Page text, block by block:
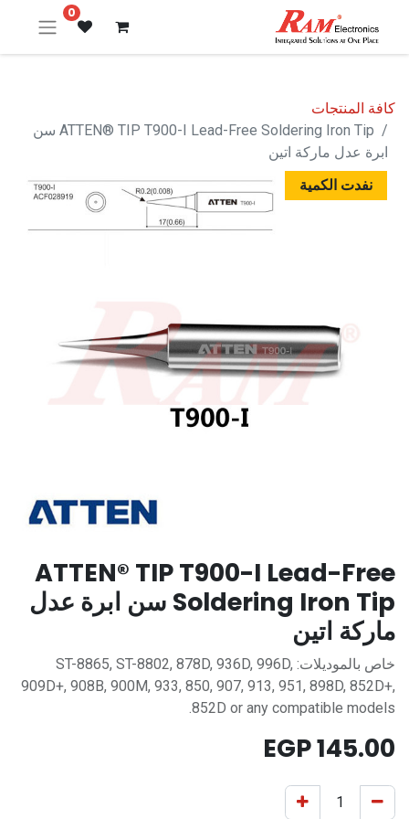
0
كافة المنتجات
ATTEN® TIP T900-I Lead-Free Soldering Iron Tip سن
ابرة عدل ماركة اتين
نفدت الكمية
ATTEN® TIP T900-I Lead-Free
Soldering Iron Tip سن ابرة عدل
ماركة اتين
خاص بالموديلات: ST-8865, ST-8802, 878D, 936D, 996D,
909D+, 908B, 900M, 933, 850, 907, 913, 951, 898D, 852D+,
852D or any compatible models.
145.00